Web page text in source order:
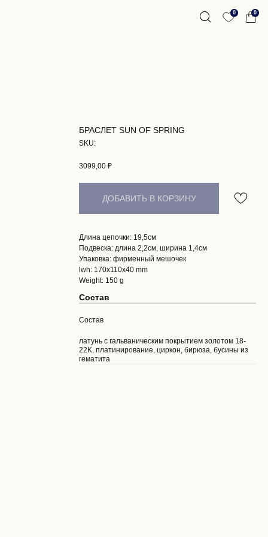
БРАСЛЕТ SUN OF SPRING
SKU:
3099,00 ₽
ДОБАВИТЬ В КОРЗИНУ
Длина цепочки: 19,5см
Подвеска: длина 2,2см, ширина 1,4см
Упаковка: фирменный мешочек
lwh: 170x110x40 mm
Weight: 150 g
Состав
Состав
латунь с гальваническим покрытием золотом 18-
22K, платинирование, циркон, бирюза, бусины из
гематита